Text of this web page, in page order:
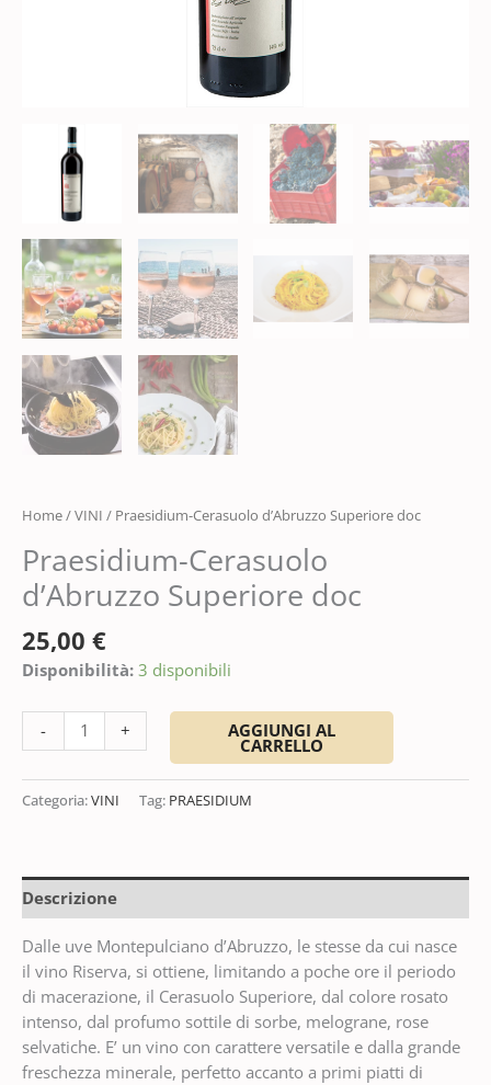
Home/VINI / Praesidium-Cerasuolo d’Abruzzo Superiore doc
Praesidium-Cerasuolo
d’Abruzzo Superiore doc
25,00 €
Disponibilità: 3 disponibili
- + AGGIUNGI AL
CARRELLO
Categoria:VINI Tag: PRAESIDIUM
Descrizione
Dalle uve Montepulciano d’Abruzzo, le stesse da cui nasce
il vino Riserva, si ottiene, limitando a poche ore il periodo
di macerazione, il Cerasuolo Superiore, dal colore rosato
intenso, dal profumo sottile di sorbe, melograne, rose
selvatiche. E’ un vino con carattere versatile e dalla grande
freschezza minerale, perfetto accanto a primi piatti di